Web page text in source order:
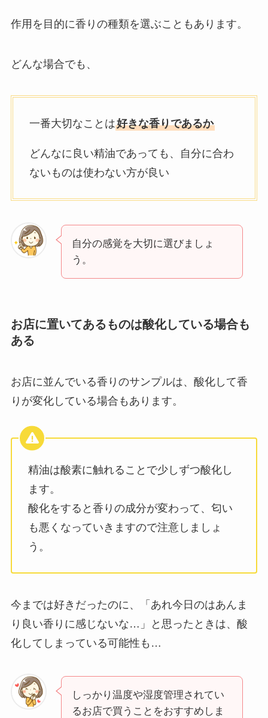
作用を目的に香りの種類を選ぶこともあります。
どんな場合でも、
一番大切なことは好きな香りであるか
どんなに良い精油であっても、自分に合わ
ないものは使わない方が良い
自分の感覚を大切に選びましょ
う。
お店に置いてあるものは酸化している場合も
ある
お店に並んでいる香りのサンプルは、酸化して香
りが変化している場合もあります。
精油は酸素に触れることで少しずつ酸化し
ます。
酸化をすると香りの成分が変わって、匂い
も悪くなっていきますので注意しましょ
う。
今までは好きだったのに、「あれ今日のはあんま
り良い香りに感じないな…」と思ったときは、酸
化してしまっている可能性も…
しっかり温度や湿度管理されてい
るお店で買うことをおすすめしま